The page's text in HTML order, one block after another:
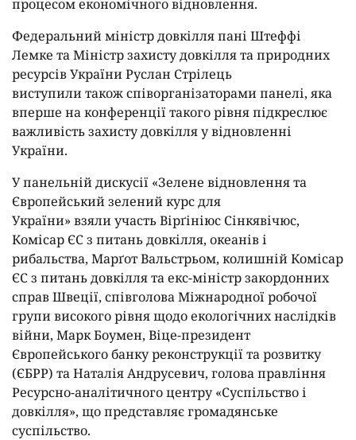
процесом економічного відновлення.
Федеральний міністр довкілля пані Штеффі
Лемке та Міністр захисту довкілля та природних
ресурсів України Руслан Стрілець
виступили також співорганізаторами панелі, яка
вперше на конференції такого рівня підкреслює
важливість захисту довкілля у відновленні
України.
У панельній дискусії «Зелене відновлення та
Європейський зелений курс для
України» взяли участь Вірґініюс Сінкявічюс,
Комісар ЄС з питань довкілля, океанів і
рибальства, Марґот Вальстрьом, колишній Комісар
ЄС з питань довкілля та екс-міністр закордонних
справ Швеції, співголова Міжнародної робочої
групи високого рівня щодо екологічних наслідків
війни, Марк Боумен, Віце-президент
Європейського банку реконструкції та розвитку
(ЄБРР) та Наталія Андрусевич, голова правління
Ресурсно-аналітичного центру «Суспільство і
довкілля», що представляє громадянське
суспільство.